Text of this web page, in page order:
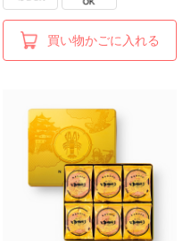
買い物かごに入れる